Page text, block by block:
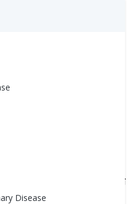
Disease
糖儀讀數
MS, RD, CDE
果感到不確定該怎麼
間檢查血糖，但結果卻始
國糖尿病協會（ADA）